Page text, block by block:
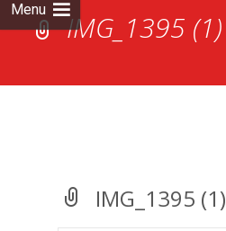
Menu IMG_1395 (1)
IMG_1395 (1)